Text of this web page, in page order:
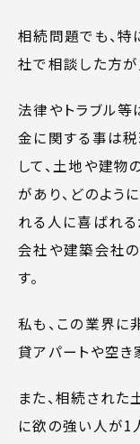
相続問題でも、
社で相談した方
法律やトラブル
金に関する事は
して、土地や建物
があり、どのよう
れる人に喜ばれる
会社や建築会社の
す。
私も、この業界に
貸アパートや空き
また、相続され
に欲の強い人が1